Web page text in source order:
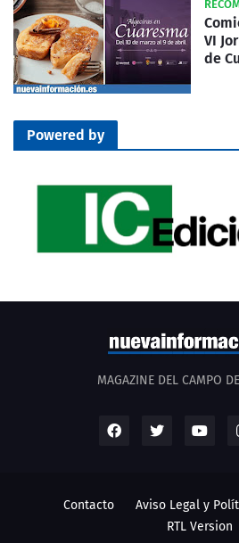
VI
de
Powered by
MAGAZINE DEL CAMPO
Contacto
Aviso Legal y
RTL Version